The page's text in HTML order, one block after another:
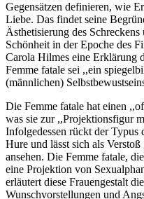
Gegensätzen definieren, wie
Liebe. Das findet seine
Ästhetisierung des
Schönheit in der Epoche des
Carola Hilmes eine Erklärung
Femme fatale sei ,,ein
(männlichen)
Die Femme fatale hat einen
was sie zur ,,Projektionsfigur
Infolgedessen rückt der Typus
Hure und lässt sich als
ansehen. Die Femme fatale,
eine Projektion von
erläutert diese Frauengestalt
Wunschvorstellungen und